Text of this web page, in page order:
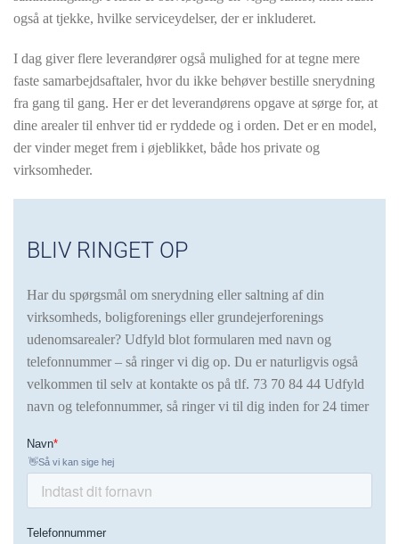
også at tjekke, hvilke serviceydelser, der er inkluderet.
I dag giver flere leverandører også mulighed for at tegne mere
faste samarbejdsaftaler, hvor du ikke behøver bestille snerydning
fra gang til gang. Her er det leverandørens opgave at sørge for, at
dine arealer til enhver tid er ryddede og i orden. Det er en model,
der vinder meget frem i øjeblikket, både hos private og
virksomheder.
BLIV RINGET OP
Har du spørgsmål om snerydning eller saltning af din
virksomheds, boligforenings eller grundejerforenings
udenomsarealer? Udfyld blot formularen med navn og
telefonnummer – så ringer vi dig op. Du er naturligvis også
velkommen til selv at kontakte os på tlf. 73 70 84 44 Udfyld
navn og telefonnummer, så ringer vi til dig inden for 24 timer